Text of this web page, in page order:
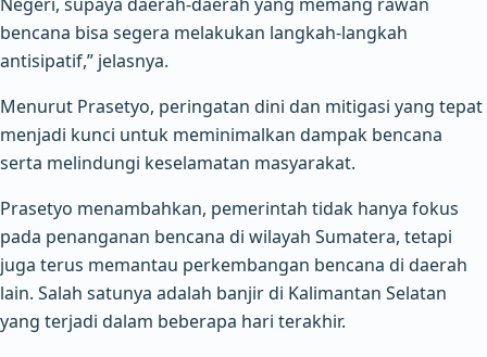
bencana bisa segera melakukan langkah-langkah
antisipatif,” jelasnya.
Menurut Prasetyo, peringatan dini dan mitigasi yang tepat
menjadi kunci untuk meminimalkan dampak bencana
serta melindungi keselamatan masyarakat.
Prasetyo menambahkan, pemerintah tidak hanya fokus
pada penanganan bencana di wilayah Sumatera, tetapi
juga terus memantau perkembangan bencana di daerah
lain. Salah satunya adalah banjir di Kalimantan Selatan
yang terjadi dalam beberapa hari terakhir.